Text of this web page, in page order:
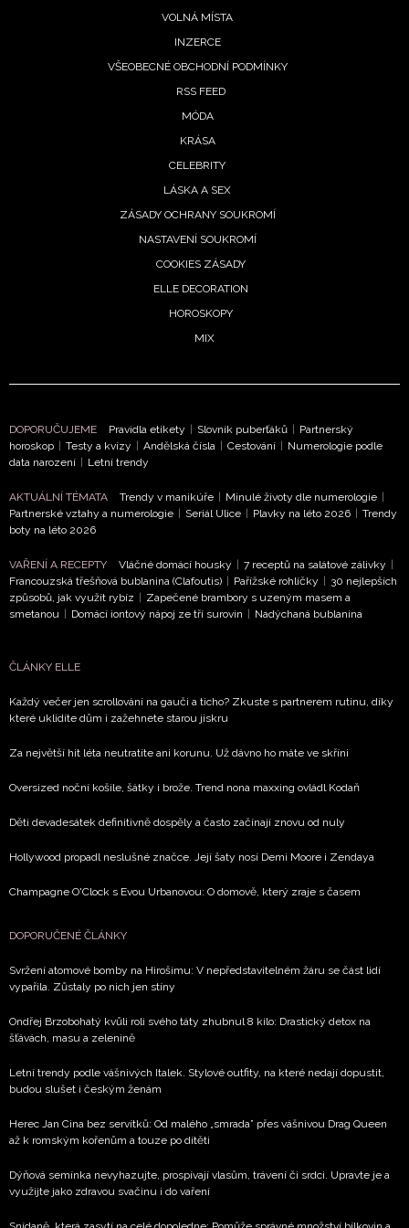
VOLNÁ MÍSTA
INZERCE
VŠEOBECNÉ OBCHODNÍ PODMÍNKY
RSS FEED
MÓDA
KRÁSA
CELEBRITY
LÁSKA A SEX
ZÁSADY OCHRANY SOUKROMÍ
NASTAVENÍ SOUKROMÍ
COOKIES ZÁSADY
ELLE DECORATION
HOROSKOPY
MIX
DOPORUČUJEME Pravidla etikety | Slovník puberťáků | Partnerský
horoskop | Testy a kvízy | Andělská čísla | Cestování | Numerologie podle
data narození | Letní trendy
AKTUÁLNÍ TÉMATA Trendy v manikúře | Minulé životy dle numerologie |
Partnerské vztahy a numerologie | Seriál Ulice | Plavky na léto 2026 | Trendy
boty na léto 2026
VAŘENÍ A RECEPTY Vláčné domácí housky | 7 receptů na salátové zálivky |
Francouzská třešňová bublanina (Clafoutis) | Pařížské rohlíčky | 30 nejlepších
způsobů, jak využít rybíz | Zapečené brambory s uzeným masem a
smetanou | Domácí iontový nápoj ze tří surovin | Nadýchaná bublanina
ČLÁNKY ELLE
Každý večer jen scrollování na gauči a ticho? Zkuste s partnerem rutinu, díky
které uklidíte dům i zažehnete starou jiskru
Za největší hit léta neutratíte ani korunu. Už dávno ho máte ve skříni
Oversized noční košile, šátky i brože. Trend nona maxxing ovládl Kodaň
Děti devadesátek definitivně dospěly a často začínají znovu od nuly
Hollywood propadl neslušné značce. Její šaty nosí Demi Moore i Zendaya
Champagne O'Clock s Evou Urbanovou: O domově, který zraje s časem
DOPORUČENÉ ČLÁNKY
Svržení atomové bomby na Hirošimu: V nepředstavitelném žáru se část lidí
vypařila. Zůstaly po nich jen stíny
Ondřej Brzobohatý kvůli roli svého táty zhubnul 8 kilo: Drastický detox na
šťávách, masu a zelenině
Letní trendy podle vášnivých Italek. Stylové outfity, na které nedají dopustit,
budou slušet i českým ženám
Herec Jan Cina bez servítků: Od malého „smrada” přes vášnivou Drag Queen
až k romským kořenům a touze po dítěti
Dýňová semínka nevyhazujte, prospívají vlasům, trávení či srdci. Upravte je a
využijte jako zdravou svačinu i do vaření